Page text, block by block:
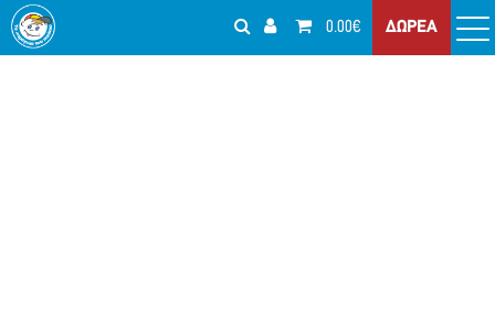
0.00€ ΔΩΡΕΑ